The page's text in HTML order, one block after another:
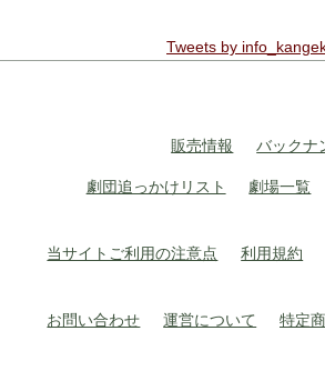
Tweets by
販売情報 バックナ
劇団追っかけリスト 劇場一覧
当サイトご利用の注意点 利用規約
お問い合わせ 運営について
特定